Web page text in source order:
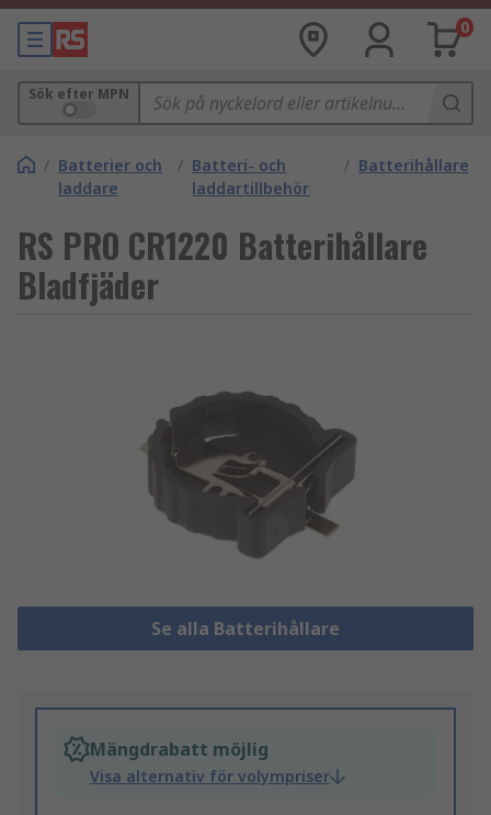
0
Sök efter MPN
/ Batterier och
laddare
/ Batteri- och
laddartillbehör
/ Batterihållare
RS PRO CR1220 Batterihållare
Bladfjäder
Se alla Batterihållare
Mängdrabatt möjlig
Visa alternativ för volympriser